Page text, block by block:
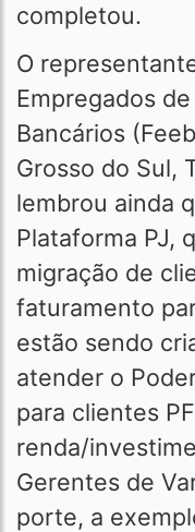
completou.
O
Empregados
Bancários
Grosso do Sul,
lembrou ainda
Plataforma PJ,
migração de
faturamento
estão sendo
atender o
para clientes
renda/
Gerentes de
porte, a